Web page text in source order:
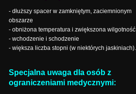
- dłuższy spacer w zamkniętym, zaciemnionym
obszarze
- obniżona temperatura i zwiększona wilgotność
- wchodzenie i schodzenie
- większa liczba stopni (w niektórych jaskiniach).
Specjalna uwaga dla osób z
ograniczeniami medycznymi: